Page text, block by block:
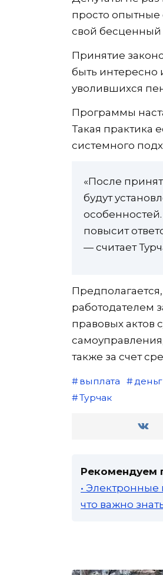
просто
свой бесценный
Принятие
быть интересно
уволившихся
Программы
Такая практика
системного
«После
будут
повысит
— считает
работодателем
правовых актов
также за счет
выплата
Турчак
Рекомендуем
•
что важно